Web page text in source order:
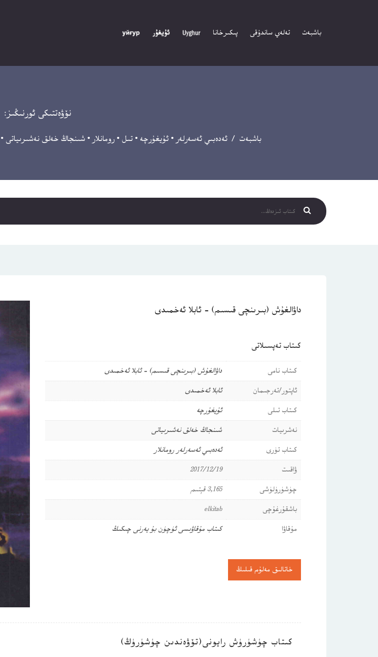
باشبەت تەلەي ساندۇقى پىكىرخانا
نۆۋەتتىكى ئورنىڭىز:
باشبەت / ئەدەبىي ئەسەرلەر • ئۇيغۇرچە • تىل • رومانلار • شىنجاڭ خەلق نەشىرىياتى •
داۋالغۇش (بىرىنچى قىسىم) – ئابلا ئەخمىدى
كىتاب تەپسىلاتى
كىتاب نامى
داۋالغۇش (بىرىنچى قىسىم) – ئابلا ئەخمىدى
ئاپتور/تەرجىمان
ئابلا ئەخمىدى
كىتاب تىلى
ئۇيغۇرچە
نەشرىيات
شىنجاڭ خەلق نەشىرىياتى
كىتاب تۈرى
ئەدەبىي ئەسەرلەر رومانلار
ۋاقىت
2017/12/19
چۈشۈرۈلۈشى
3,165 قېتىم
باشقۇرغۇچى
elkitab
مۇقاۋا
كىتاب مۇقاۋىسى ئۈچۈن بۇ يەرنى چىكىڭ
خاتالىق مەلۇم قىلىڭ
كىتاب چۈشۈرۈش رايونى(تۆۋەندىن چۈشۈرۈڭ)